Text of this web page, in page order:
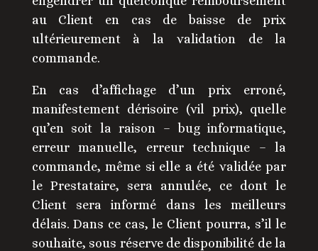
au Client en cas de baisse de prix
ultérieurement à la validation de la
commande.
En cas d’affichage d’un prix erroné,
manifestement dérisoire (vil prix), quelle
qu’en soit la raison – bug informatique,
erreur manuelle, erreur technique – la
commande, même si elle a été validée par
le Prestataire, sera annulée, ce dont le
Client sera informé dans les meilleurs
délais. Dans ce cas, le Client pourra, s’il le
souhaite, sous réserve de disponibilité de la